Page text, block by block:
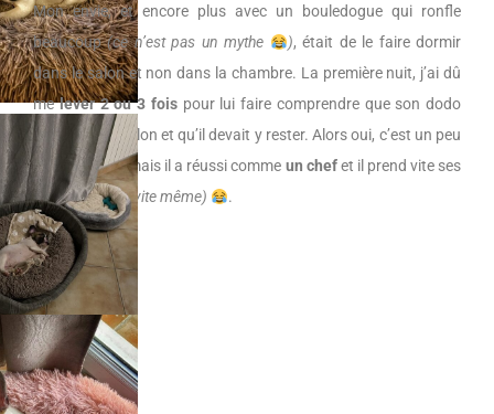
Mon envie, et encore plus avec un bouledogue qui ronfle
beaucoup(ce n’est pas un mythe ), était de le faire dormir
dans le salon et non dans la chambre. La première nuit, j’ai dû
melever 2 ou 3 foispour lui faire comprendre que son dodo
était dans le salon et qu’il devait y rester. Alors oui, c’est un peu
d’adaptation, mais il a réussi comme un chefet il prend vite ses
marques(trop vite même) .